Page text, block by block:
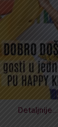
Detaljnije…